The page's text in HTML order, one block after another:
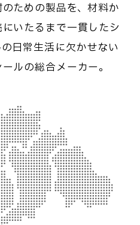
ための製品を、材料か
いたるまで一貫したシ
日常生活に欠かせない
ルの総合メーカー。